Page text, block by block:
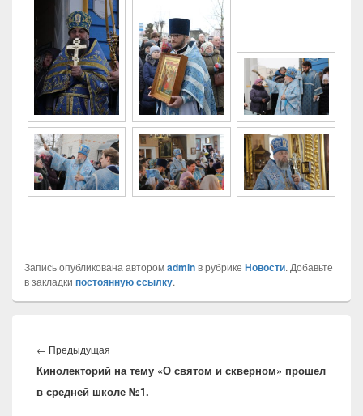
Запись опубликована авторомadminв рубрике Новости. Добавьте
в закладки постоянную ссылку.
по
записям
← Предыдущая
запись:
Кинолекторий на тему «О святом и скверном» прошел
в средней школе №1.